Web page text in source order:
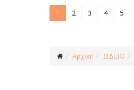
1
2 3 4 5
Αρχική ΩΔΕΙΟ